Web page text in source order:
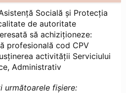
Socială și Protecția
de autoritate
să achiziționeze:
profesională cod CPV
activității Serviciului
Administrativ
următoarele fișiere: